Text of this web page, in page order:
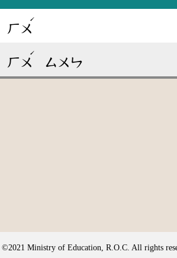
ㄏㄨ
ˊ
ㄏㄨ
ˊ
ㄙㄨㄣ
©2021 Ministry of Education, R.O.C. All rights